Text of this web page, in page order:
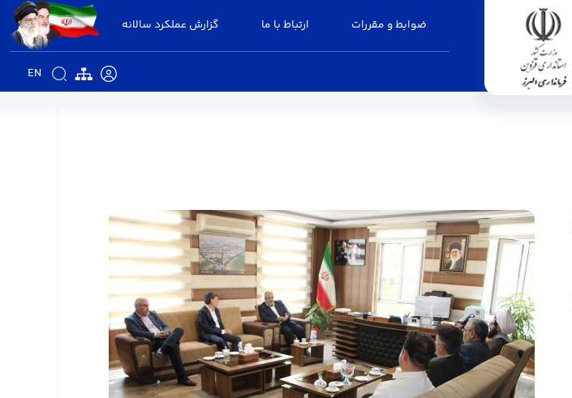
ضوابط و مقررات ارتباط با ما گزارش عملکرد سالانه
EN